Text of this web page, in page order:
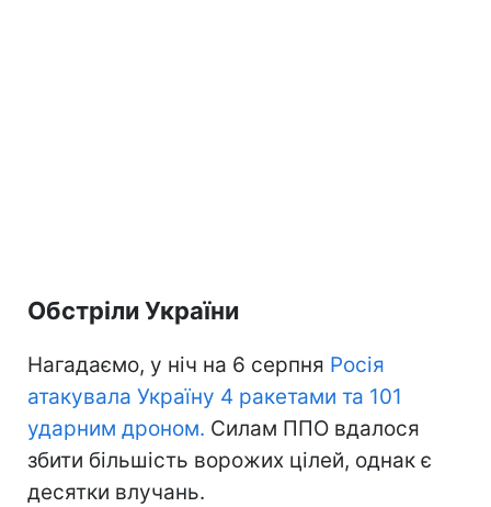
Обстріли України
Нагадаємо, у ніч на 6 серпня Росія
атакувала Україну 4 ракетами та 101
ударним дроном. Силам ППО вдалося
збити більшість ворожих цілей, однак є
десятки влучань.